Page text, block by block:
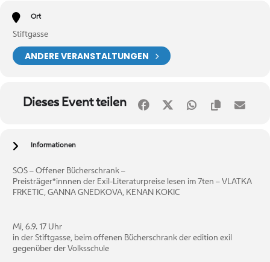
Ort
Stiftgasse
ANDERE VERANSTALTUNGEN
Dieses Event teilen
Informationen
SOS – Offener Bücherschrank –
Preisträger*innnen der Exil-Literaturpreise lesen im 7ten – VLATKA
FRKETIC, GANNA GNEDKOVA, KENAN KOKIC
Mi, 6.9. 17 Uhr
in der Stiftgasse, beim offenen Bücherschrank der edition exil
gegenüber der Volksschule